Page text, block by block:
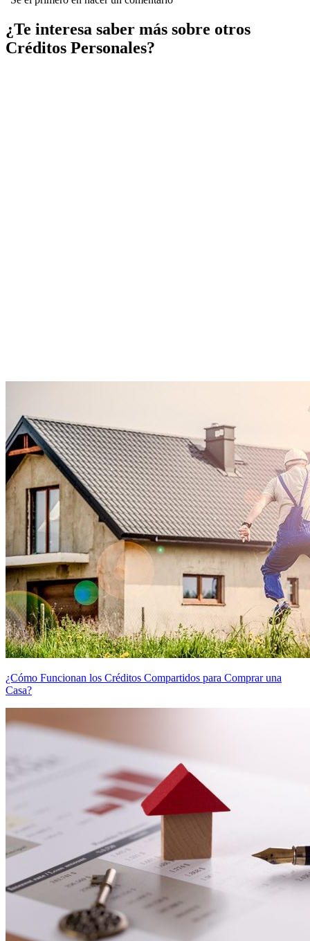
¿Te interesa saber más sobre otros
Créditos Personales?
¿Cómo Funcionan los Créditos Compartidos para Comprar una
Casa?